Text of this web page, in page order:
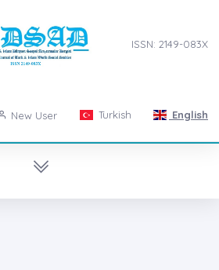
ISSN: 2149-083X
New User Turkish English